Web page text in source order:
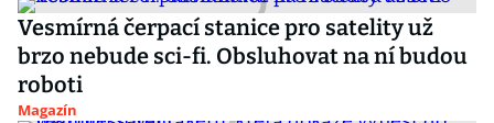
Vesmírná čerpací stanice pro satelity už
brzo nebude sci-fi. Obsluhovat na ní budou
roboti
Magazín